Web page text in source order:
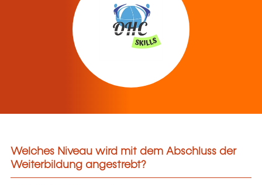
Welches Niveau wird mit dem Abschluss der
Weiterbildung angestrebt?